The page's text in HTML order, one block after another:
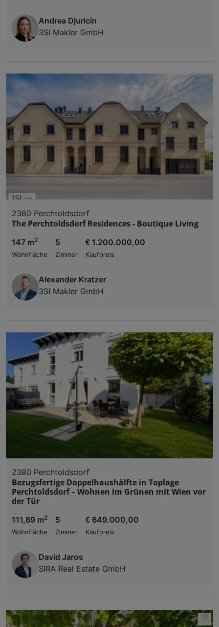
Andrea Djuricin
3SI Makler GmbH
2380 Perchtoldsdorf
The Perchtoldsdorf Residences - Boutique Living
147 m2
Wohnfläche
5
Zimmer
€ 1.200.000,00
Kaufpreis
Alexander Kratzer
3SI Makler GmbH
2380 Perchtoldsdorf
Bezugsfertige Doppelhaushälfte in Toplage
Perchtoldsdorf – Wohnen im Grünen mit Wien vor
der Tür
111,89 m2
Wohnfläche
5
Zimmer
€ 649.000,00
Kaufpreis
David Jaros
SIRA Real Estate GmbH